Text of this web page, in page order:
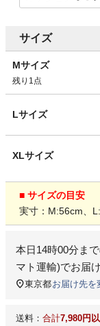
サイズ
Mサイズ
残り1点
Lサイズ
XLサイズ
■ サイズの目安
実寸：M:56cm、
本日14時00分 ま
マト運輸)でお届
東京都お届け先を
送料： 合計7,980円